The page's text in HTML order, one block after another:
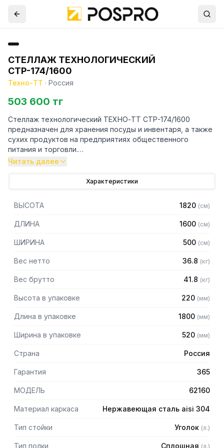
СТЕЛЛАЖ ТЕХНОЛОГИЧЕСКИЙ
СТР-174/1600
Техно-ТТ · Россия
503 600 тг
Стеллаж технологический ТЕХНО-ТТ СТР-174/1600
предназначен для хранения посуды и инвентаря, а также
сухих продуктов на предприятиях общественного
питания и торговли.
304 толщиной 2 мм
— Четыре сплошные полки из нержавеющей стали марки
AISI 304 толщиной 0,8 мм
— Расстояние между полками регулируемое с шагом 50
— Регулируемые опоры
Читать далее
Характеристики
ВЫСОТА 1820 (см)
ДЛИНА 1600 (см)
ШИРИНА 500 (см)
Вес нетто 36.8 (кг)
Вес брутто 41.8 (кг)
Высота в упаковке 220 (мм)
Длина в упаковке 1800 (мм)
Ширина в упаковке 520 (мм)
Страна Россия
Гарантия 365
МОДЕЛЬ 62160
Материал каркаса Нержавеющая сталь aisi 304
Тип стойки Уголок (л.)
Тип полки Сплошная (л.)